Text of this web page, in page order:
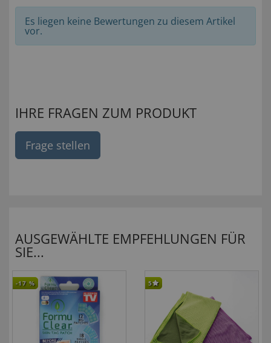
Es liegen keine Bewertungen zu diesem Artikel
vor.
IHRE FRAGEN ZUM PRODUKT
Frage stellen
AUSGEWÄHLTE EMPFEHLUNGEN FÜR
SIE...
-17 % 5